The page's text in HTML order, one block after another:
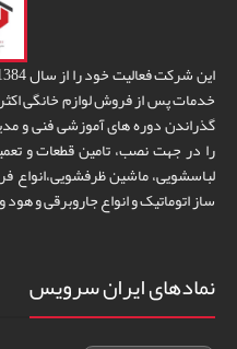
خدمات پس از فروش لوازم خانگی اکثر
گذراندن دوره های آموزشی فنی و
را در جهت نصب، تامین قطعات و
لباسشویی، ماشین ظرفشویی،انواع
ساز اتوماتیک و انواع جاروبرقی و
نمادهای ایران سرویس